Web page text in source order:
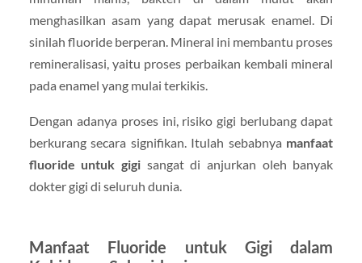
menghasilkan asam yang dapat merusak enamel. Di
sinilah fluoride berperan. Mineral ini membantu proses
remineralisasi, yaitu proses perbaikan kembali mineral
pada enamel yang mulai terkikis.
Dengan adanya proses ini, risiko gigi berlubang dapat
berkurang secara signifikan. Itulah sebabnya manfaat
fluoride untuk gigi sangat di anjurkan oleh banyak
dokter gigi di seluruh dunia.
Manfaat Fluoride untuk Gigi dalam